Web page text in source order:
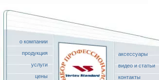
о компании
продукция
услуги
цены
аксессуары
видео и статьи
контакты